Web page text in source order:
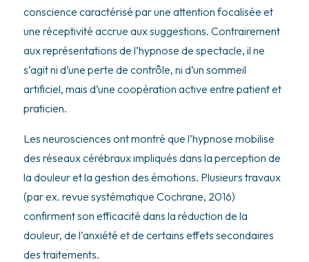
conscience caractérisé par une attention focalisée et
une réceptivité accrue aux suggestions. Contrairement
aux représentations de l’hypnose de spectacle, il ne
s’agit ni d’une perte de contrôle, ni d’un sommeil
artificiel, mais d’une coopération active entre patient et
praticien.
Les neurosciences ont montré que l’hypnose mobilise
des réseaux cérébraux impliqués dans la perception de
la douleur et la gestion des émotions. Plusieurs travaux
(par ex. revue systématique Cochrane, 2016)
confirment son efficacité dans la réduction de la
douleur, de l’anxiété et de certains effets secondaires
des traitements.